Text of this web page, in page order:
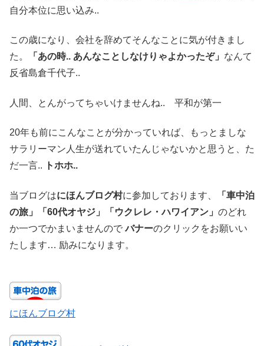
自分本位に思い込み..
この歳になり、会社を辞めてそんなことに気が付きまし
た。
「あの時.. あんなことしなけりゃよかったぞ」 なんて
反省島倉千代子..
人間、とんがってちゃいけませんね.. 平和が第一
20年も前にこんなことが分かっていれば、もっとましな
サラリーマン人生が送れていたんじゃないかと思うと、た
だ一言..
トホホ..
当ブログはにほんブログ村に参加しております、
「車中泊
の旅」「60代オヤジ」「ウクレレ・ハワイアン」 のどれ
か一つでかまいませんのでバナーのクリックをお願いい
たします… 励みになります。
にほんブログ村